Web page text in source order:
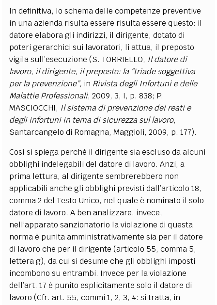
In definitiva, lo schema delle competenze preventive
in una azienda risulta essere risulta essere questo: il
datore elabora gli indirizzi, il dirigente, dotato di
poteri gerarchici sui lavoratori, li attua, il preposto
vigila sull’esecuzione (S. TORRIELLO, Il datore di
lavoro, il dirigente, il preposto: la “triade soggettiva
per la prevenzione”, in Rivista degli Infortuni e delle
Malattie Professionali, 2009, 3, I, p. 838; P.
MASCIOCCHI, Il sistema di prevenzione dei reati e
degli infortuni in tema di sicurezza sul lavoro,
Santarcangelo di Romagna, Maggioli, 2009, p. 177).
Così si spiega perché il dirigente sia escluso da alcuni
obblighi indelegabili del datore di lavoro. Anzi, a
prima lettura, al dirigente sembrerebbero non
applicabili anche gli obblighi previsti dall’articolo 18,
comma 2 del Testo Unico, nel quale è nominato il solo
datore di lavoro. A ben analizzare, invece,
nell’apparato sanzionatorio la violazione di questa
norma è punita amministrativamente sia per il datore
di lavoro che per il dirigente (articolo 55, comma 5,
lettera g), da cui si desume che gli obblighi imposti
incombono su entrambi. Invece per la violazione
dell’art. 17 è punito esplicitamente solo il datore di
lavoro (Cfr. art. 55, commi 1, 2, 3, 4: si tratta, in